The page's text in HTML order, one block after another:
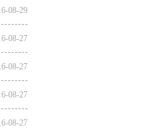
08-29
08-27
08-27
08-27
08-27